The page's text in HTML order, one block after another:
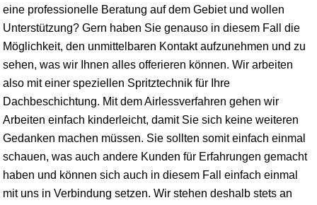
eine professionelle Beratung auf dem Gebiet und wollen
Unterstützung? Gern haben Sie genauso in diesem Fall die
Möglichkeit, den unmittelbaren Kontakt aufzunehmen und zu
sehen, was wir Ihnen alles offerieren können. Wir arbeiten
also mit einer speziellen Spritztechnik für Ihre
Dachbeschichtung. Mit dem Airlessverfahren gehen wir
Arbeiten einfach kinderleicht, damit Sie sich keine weiteren
Gedanken machen müssen. Sie sollten somit einfach einmal
schauen, was auch andere Kunden für Erfahrungen gemacht
haben und können sich auch in diesem Fall einfach einmal
mit uns in Verbindung setzen. Wir stehen deshalb stets an